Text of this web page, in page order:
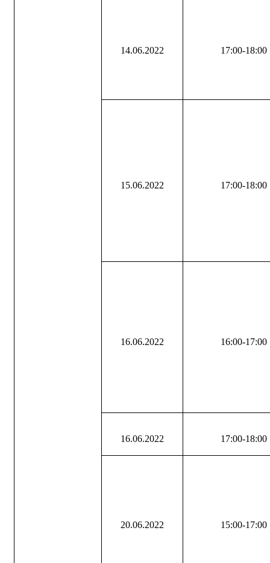
14.06.2022 17:00-18:00
15.06.2022 17:00-18:00
16.06.2022 16:00-17:00
16.06.2022 17:00-18:00
20.06.2022 15:00-17:00